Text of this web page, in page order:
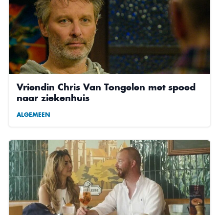
Vriendin Chris Van Tongelen met spoed
naar ziekenhuis
ALGEMEEN